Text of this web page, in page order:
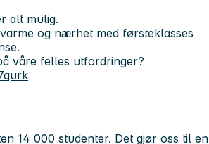
alt mulig.
og nærhet med førsteklasses
våre felles utfordringer?
14 000 studenter. Det gjør oss til en